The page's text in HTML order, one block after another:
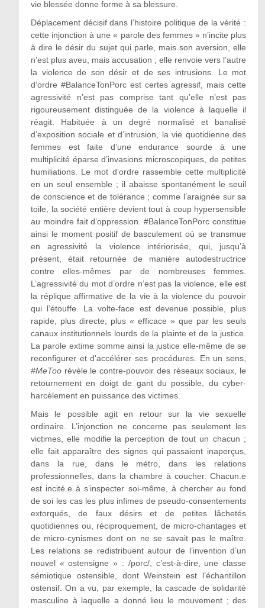
vie blessée donne forme à sa blessure.
Déplacement décisif dans l’histoire politique de la vérité :
cette injonction à une « parole des femmes » n’incite plus
à dire le désir du sujet qui parle, mais son aversion, elle
n’est plus aveu, mais accusation ; elle renvoie vers l’autre
la violence de son désir et de ses intrusions. Le mot
d’ordre #BalanceTonPorc est certes agressif, mais cette
agressivité n’est pas comprise tant qu’elle n’est pas
rigoureusement distinguée de la violence à laquelle il
réagit. Habituée à un degré normalisé et banalisé
d’exposition sociale et d’intrusion, la vie quotidienne des
femmes est faite d’une endurance sourde à une
multiplicité éparse d’invasions microscopiques, de petites
humiliations. Le mot d’ordre rassemble cette multiplicité
en un seul ensemble ; il abaisse spontanément le seuil
de conscience et de tolérance ; comme l’araignée sur sa
toile, la société entière devient tout à coup hypersensible
au moindre fait d’oppression. #BalanceTonPorc constitue
ainsi le moment positif de basculement où se transmue
en agressivité la violence intériorisée, qui, jusqu’à
présent, était retournée de manière autodestructrice
contre elles-mêmes par de nombreuses femmes.
L’agressivité du mot d’ordre n’est pas la violence, elle est
la réplique affirmative de la vie à la violence du pouvoir
qui l’étouffe. La volte-face est devenue possible, plus
rapide, plus directe, plus « efficace » que par les seuls
canaux institutionnels lourds de la plainte et de la justice.
La parole extime somme ainsi la justice elle-même de se
reconfigurer et d’accélérer ses procédures. En un sens,
#MeToorévèle le contre-pouvoir des réseaux sociaux, le
retournement en doigt de gant du possible, du cyber-
harcèlement en puissance des victimes.
Mais le possible agit en retour sur la vie sexuelle
ordinaire. L’injonction ne concerne pas seulement les
victimes, elle modifie la perception de tout un chacun ;
elle fait apparaître des signes qui passaient inaperçus,
dans la rue, dans le métro, dans les relations
professionnelles, dans la chambre à coucher. Chacun.e
est incité.e à s’inspecter soi-même, à chercher au fond
de soi les cas les plus infimes de pseudo-consentements
extorqués, de faux désirs et de petites lâchetés
quotidiennes ou, réciproquement, de micro-chantages et
de micro-cynismes dont on ne se savait pas le maître.
Les relations se redistribuent autour de l’invention d’un
nouvel « ostensigne » : /porc/, c’est-à-dire, une classe
sémiotique ostensible, dont Weinstein est l’échantillon
ostensif. On a vu, par exemple, la cascade de solidarité
masculine à laquelle a donné lieu le mouvement ; des